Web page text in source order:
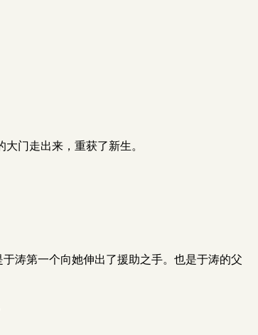
门走出来，重获了新生。
涛第一个向她伸出了援助之手。也是于涛的父